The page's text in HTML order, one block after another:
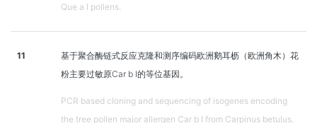
Que a I pollens.
11
基于聚合酶链式反应克隆和测序编码欧洲鹅耳枥（欧洲角木）花
粉主要过敏原Car b I的等位基因。
PCR based cloning and sequencing of isogenes encoding
the tree pollen major allergen Car b I from Carpinus betulus,